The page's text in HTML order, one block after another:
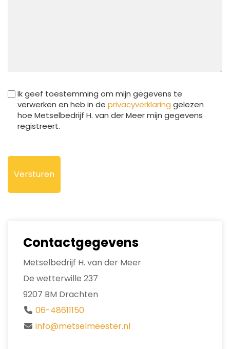
Ik geef toestemming om mijn gegevens te
verwerken en heb in de privacyverklaring gelezen
hoe Metselbedrijf H. van der Meer mijn gegevens
registreert.
Contactgegevens
Metselbedrijf H. van der Meer
De wetterwille 237
9207 BM Drachten
06-48611150
info@metselmeester.nl